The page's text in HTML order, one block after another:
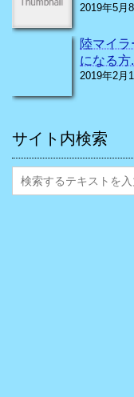
2019年5月
陸マイ
になる方
2019年2月
サイト内検索